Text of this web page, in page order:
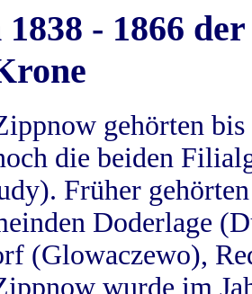
1838 - 1866
gehörten
die beiden
Früher
Doderlage
(Glowaczewo),
wurde im